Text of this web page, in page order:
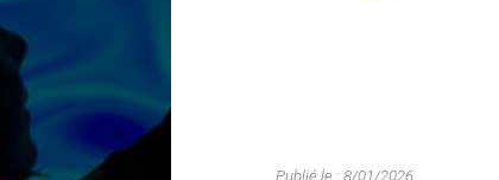
Publié le : 8/01/2026